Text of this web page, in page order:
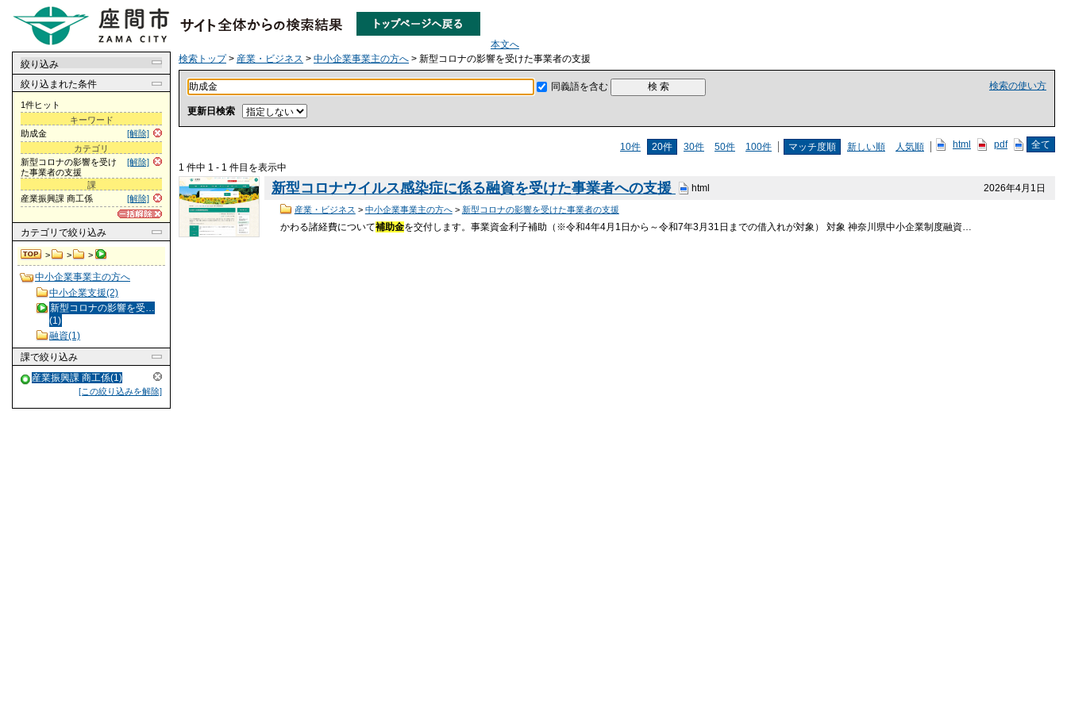
本文へ
絞り込み
絞り込まれた条件
1件ヒット
キーワード
[解除]
助成金
カテゴリ
[解除]
新型コロナの影響を受け
た事業者の支援
課
[解除]
産業振興課 商工係
カテゴリ で絞り込み
> > >
中小企業事業主の方へ
中小企業支援(2)
新型コロナの影響を受…
(1)
融資(1)
課で絞り込み
産業振興課 商工係(1)
[この絞り込みを解除]
検索トップ> 産業・ビジネス > 中小企業事業主の方へ > 新型コロナの影響を受けた事業者の支援
検索の使い方
同義語を含む
更新日検索
10件 20件 30件 50件 100件 マッチ度順 新しい順 人気順 html pdf 全て
1 件中 1 - 1 件目を表示中
2026年4月1日
新型コロナウイルス感染症に係る融資を受けた事業者への支援 html
産業・ビジネス > 中小企業事業主の方へ> 新型コロナの影響を受けた事業者の支援
かわる諸経費について補助金を交付します。事業資金利子補助（※令和4年4月1日から～令和7年3月31日までの借入れが対象） 対象 神奈川県中小企業制度融資…